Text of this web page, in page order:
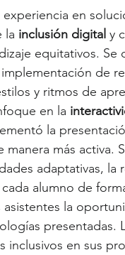
en
la inclusión digital y
equitativos. Se
de
y ritmos de
en la
la
manera más activa.
adaptativas, la
alumno de
la
inclusivos en sus